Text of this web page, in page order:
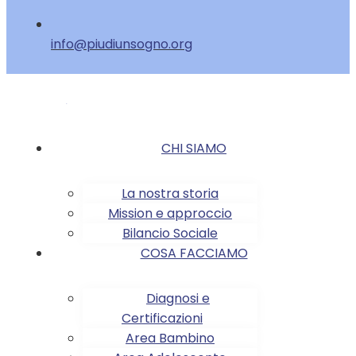
info@piudiunsogno.org
CHI SIAMO
La nostra storia
Mission e approccio
Bilancio Sociale
COSA FACCIAMO
Diagnosi e
Certificazioni
Area Bambino